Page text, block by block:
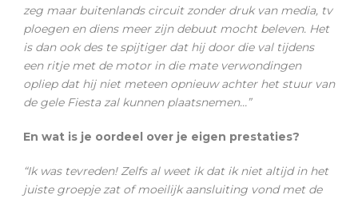
zeg maar buitenlands circuit zonder druk van media, tv
ploegen en diens meer zijn debuut mocht beleven. Het
is dan ook des te spijtiger dat hij door die val tijdens
een ritje met de motor in die mate verwondingen
opliep dat hij niet meteen opnieuw achter het stuur van
de gele Fiesta zal kunnen plaatsnemen…”
En wat is je oordeel over je eigen prestaties?
“Ik was tevreden! Zelfs al weet ik dat ik niet altijd in het
juiste groepje zat of moeilijk aansluiting vond met de